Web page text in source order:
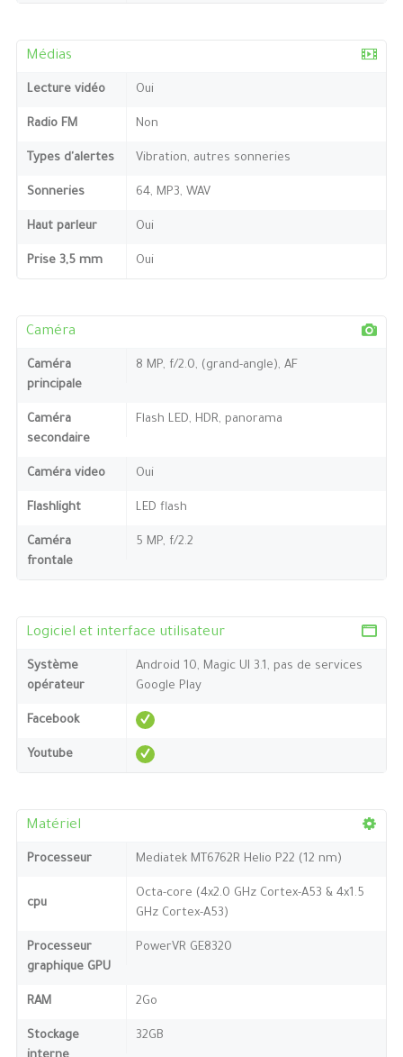
Médias
Lecture vidéo Oui
Radio FM Non
Types d'alertes Vibration, autres sonneries
Sonneries 64, MP3, WAV
Haut parleur Oui
Prise 3,5 mm Oui
Caméra
Caméra
principale
8 MP, f/2.0, (grand-angle), AF
Caméra
secondaire
Flash LED, HDR, panorama
Caméra video Oui
Flashlight LED flash
Caméra
frontale
5 MP, f/2.2
Logiciel et interface utilisateur
Système
opérateur
Android 10, Magic UI 3.1, pas de services
Google Play
Facebook
Youtube
Matériel
Processeur Mediatek MT6762R Helio P22 (12 nm)
cpu
Octa-core (4x2.0 GHz Cortex-A53 & 4x1.5
GHz Cortex-A53)
Processeur
graphique GPU
PowerVR GE8320
RAM 2Go
Stockage
32GB